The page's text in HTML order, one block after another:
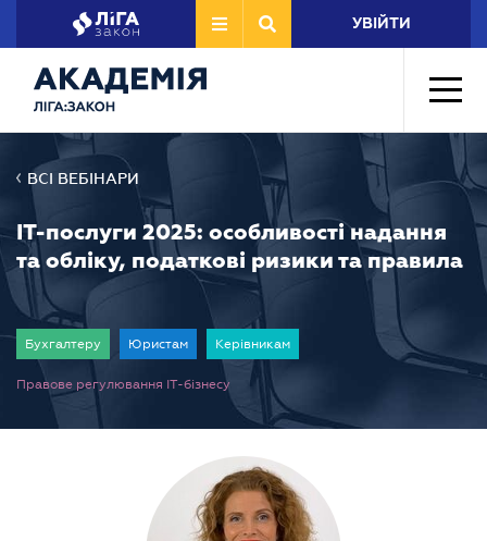
УВІЙТИ
ВСІ ВЕБІНАРИ
ІТ-послуги 2025: особливості надання
та обліку, податкові ризики та правила
Бухгалтеру Юристам Керівникам
Правове регулювання IT-бізнесу